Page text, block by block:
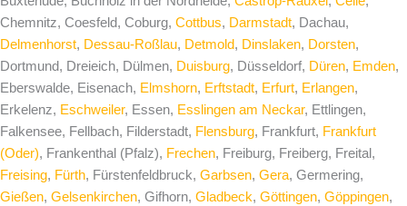
Chemnitz, Coesfeld, Coburg, Cottbus, Darmstadt, Dachau,
Delmenhorst, Dessau-Roßlau, Detmold, Dinslaken, Dorsten,
Dortmund, Dreieich, Dülmen, Duisburg, Düsseldorf, Düren, Emden,
Eberswalde, Eisenach, Elmshorn, Erftstadt, Erfurt, Erlangen,
Erkelenz, Eschweiler, Essen, Esslingen am Neckar, Ettlingen,
Falkensee, Fellbach, Filderstadt, Flensburg, Frankfurt, Frankfurt
(Oder), Frankenthal (Pfalz), Frechen, Freiburg, Freiberg, Freital,
Freising, Fürth, Fürstenfeldbruck, Garbsen, Gera, Germering,
Gießen, Gelsenkirchen, Gifhorn, Gladbeck, Göttingen, Göppingen,